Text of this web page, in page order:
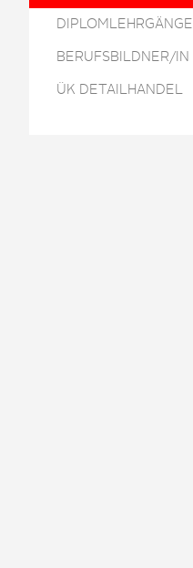
DIPLOMLEHRGÄNGE
BERUFSBILDNER/IN
ÜK DETAILHANDEL